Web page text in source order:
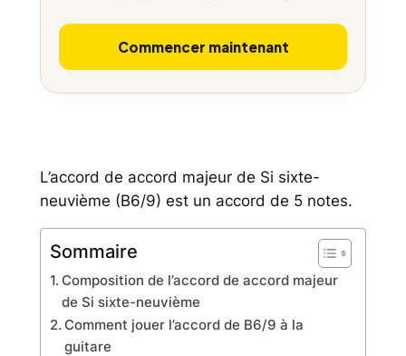
Commencer maintenant
L’accord de accord majeur de Si sixte-
neuvième (B6/9) est un accord de 5 notes.
Sommaire
Composition de l’accord de accord majeur
de Si sixte-neuvième
Comment jouer l’accord de B6/9 à la
guitare